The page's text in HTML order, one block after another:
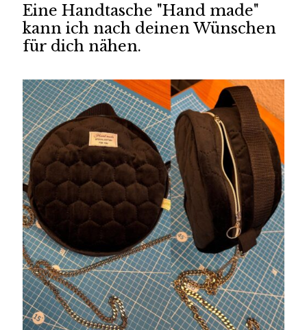
Eine Handtasche "Hand made"
kann ich nach deinen Wünschen
für dich nähen.